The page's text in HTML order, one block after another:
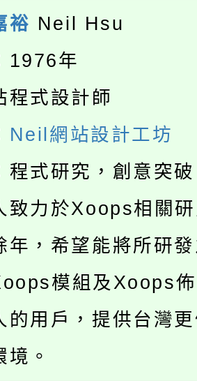
語及新住民語歌
校115學年度第
)教師甄選結果(
校115學年度第
)教師甄選結果(
國文化大學推廣
》溝通分析基
迎學生輔導中心
諮商輔導、社會
生報名參加。
生活教案入校路
接期間理賠案件
分審查程序及
領人才培育課程
校115學年度第
)教師甄選結果(
金融保險知識
動
115學年度學生
語及新住民語歌
校115學年度第
裕 Neil Hsu
1976年
程式設計師
Neil網站設計工坊
程式研究，創意突
致力於Xoops相關
年，希望能將所研
模組及Xoops
的用戶，提供台灣
。